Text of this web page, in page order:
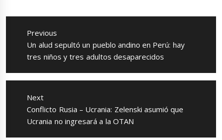
Navegación
entradas
Previous
Previous
post:
Un alud sepultó un pueblo andino en Perú: hay
tres niños y tres adultos desaparecidos
Next
Next
post:
Conflicto Rusia – Ucrania: Zelenski asumió que
Ucrania no ingresará a la OTAN